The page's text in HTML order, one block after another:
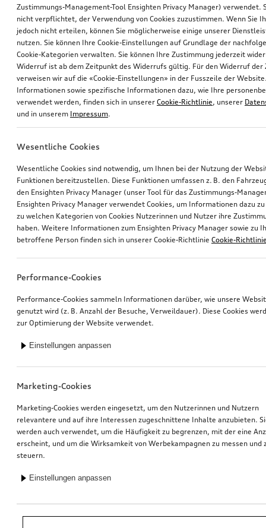
*Unverbindliche Preisempfehlung der Importeurin AMAG Import AG. Inkl.
gesetzlicher MwSt. Preise beim Audi Partner können abweichen; weitere
Zustimmungs-Management-Tool Ensighten Privacy Manager) verwendet.
nicht verpflichtet, der Verwendung von Cookies zuzustimmen. Wenn Sie
jedoch nicht erteilen, können Sie möglicherweise einige unserer
nutzen. Sie können Ihre Cookie-Einstellungen auf Grundlage der
Cookie-Kategorien verwalten. Sie können Ihre Zustimmung jederzeit
Widerruf ist ab dem Zeitpunkt des Widerrufs gültig. Für den Widerruf der
verweisen wir auf die «Cookie-Einstellungen» in der Fusszeile der
Informationen sowie spezifische Informationen dazu, wie Ihre
verwendet werden, finden sich in unserer Cookie-Richtlinie, unserer
und in unserem Impressum.
Wesentliche Cookies
Wesentliche Cookies sind notwendig, um Ihnen bei der Nutzung der
Funktionen bereitzustellen. Diese Funktionen umfassen z. B. den
den Ensighten Privacy Manager (unser Tool für das Zustimmungs-
Ensighten Privacy Manager verwendet Cookies, um Informationen dazu
zu welchen Kategorien von Cookies Nutzerinnen und Nutzer ihre
haben. Weitere Informationen zum Ensighten Privacy Manager sowie zu
betroffene Person finden sich in unserer Cookie-Richtlinie Cookie-
Performance-Cookies
Performance-Cookies sammeln Informationen darüber, wie unsere
genutzt wird (z. B. Anzahl der Besuche, Verweildauer). Diese Cookies
zur Optimierung der Website verwendet.
Einstellungen anpassen
Marketing-Cookies
Marketing-Cookies werden eingesetzt, um den Nutzerinnen und Nutzern
relevantere und auf ihre Interessen zugeschnittene Inhalte anzubieten.
werden auch verwendet, um die Häufigkeit zu begrenzen, mit der eine
erscheint, und um die Wirksamkeit von Werbekampagnen zu messen und
steuern.
Einstellungen anpassen